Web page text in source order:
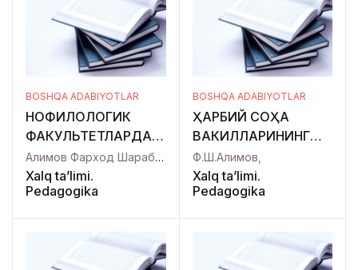
BOSHQA ADABIYOTLAR
НОФИЛОЛОГИК
ФАКУЛЬТЕТЛАРДА
ЧЕТ ТИЛИНИ
ЎҚИТИШДА РАҚАМЛИ
ТАЪЛИМ
Алимов Фарход Шарабидинович,
Xalq ta’limi.
Pedagogika
BOSHQA ADABIYOTLAR
ҲАРБИЙ СОҲА
ВАКИЛЛАРИНИНГ
ИНГЛИЗ ТИЛИДАГИ
ЁЗМА НУТҚИНИ
ЎСТИРИШНИНГ
Ф.Ш.Алимов,
Xalq ta’limi.
Pedagogika